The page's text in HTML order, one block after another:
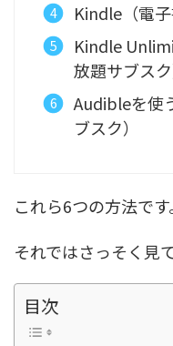
Kindle（電
Kindle
放題サブスク
Audibleを使
ブスク）
これら6つの方法です
それではさっそく見
目次